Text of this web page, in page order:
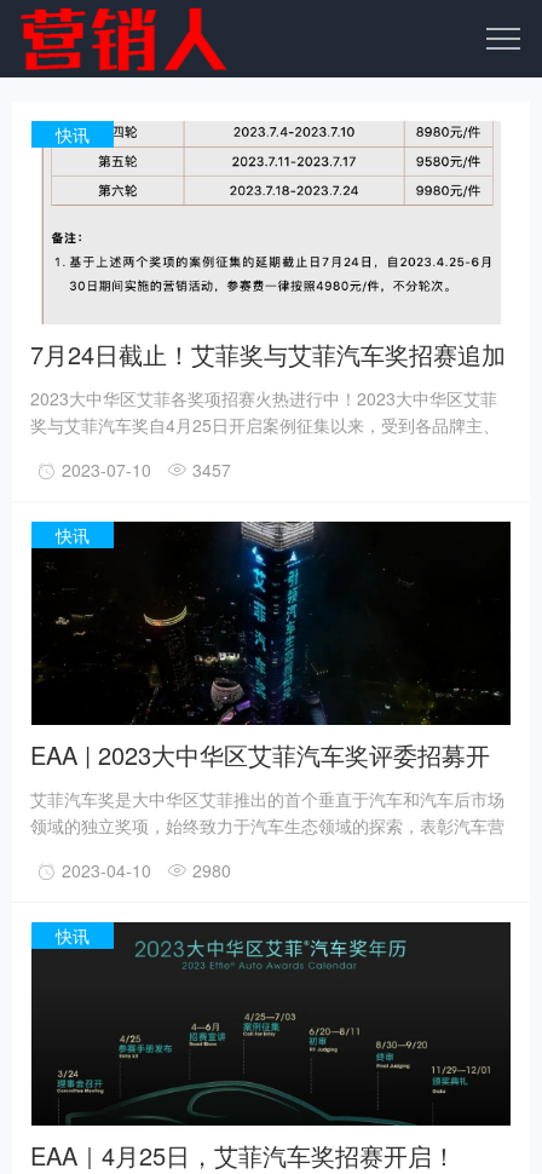
快讯
7月24日截止！艾菲奖与艾菲汽车奖招赛追加
两轮
2023大中华区艾菲各奖项招赛火热进行中！2023大中华区艾菲
奖与艾菲汽车奖自4月25日开启案例征集以来，受到各品牌主、
的报赛需求，也为了让更多优秀的实效营销活动在今年有机会得
华区艾菲奖与艾菲汽车奖招赛期追加两个轮次，最终案例征集截
止日延长至2023年7月24日。
2023-07-10 3457
快讯
EAA | 2023大中华区艾菲汽车奖评委招募开
启
艾菲汽车奖是大中华区艾菲推出的首个垂直于汽车和汽车后市场
领域的独立奖项，始终致力于汽车生态领域的探索，表彰汽车营
菲汽车奖亮相浦西第一高楼——白玉兰广场，宣布2023新赛季开
2023-04-10 2980
快讯
EAA｜4月25日，艾菲汽车奖招赛开启！